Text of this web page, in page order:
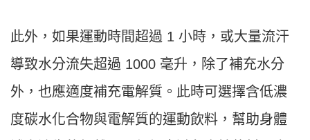
此外，如果運動時間超過 1 小時，或大量流汗
導致水分流失超過 1000 毫升，除了補充水分
外，也應適度補充電解質。此時可選擇含低濃
度碳水化合物與電解質的運動飲料，幫助身體